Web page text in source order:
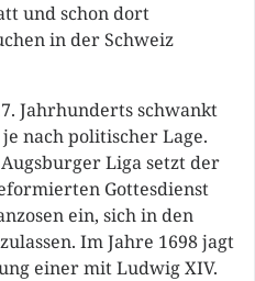
und schon dort
in der Schweiz
Jahrhunderts schwankt
nach politischer Lage.
Liga setzt der
Gottesdienst
ein, sich in den
Im Jahre 1698 jagt
einer mit Ludwig XIV.